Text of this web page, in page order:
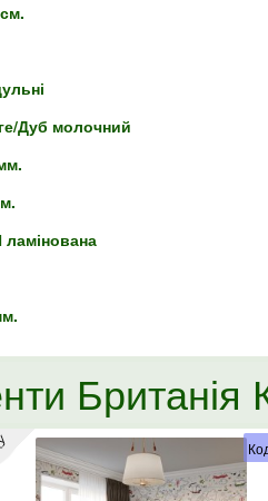
Дуб молочний
Британія